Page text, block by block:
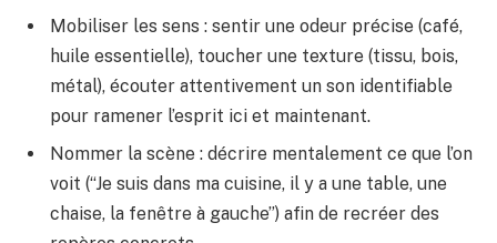
Mobiliser les sens : sentir une odeur précise (café,
huile essentielle), toucher une texture (tissu, bois,
métal), écouter attentivement un son identifiable
pour ramener l’esprit ici et maintenant.
Nommer la scène : décrire mentalement ce que l’on
voit (“Je suis dans ma cuisine, il y a une table, une
chaise, la fenêtre à gauche”) afin de recréer des